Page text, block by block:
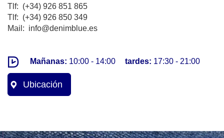
Tlf: (+34) 926 851 865
Tlf: (+34) 926 850 349
Mail: info@denimblue.es
Mañanas: 10:00 - 14:00 tardes: 17:30 - 21:00
Ubicación